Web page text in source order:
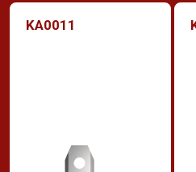
KA0011